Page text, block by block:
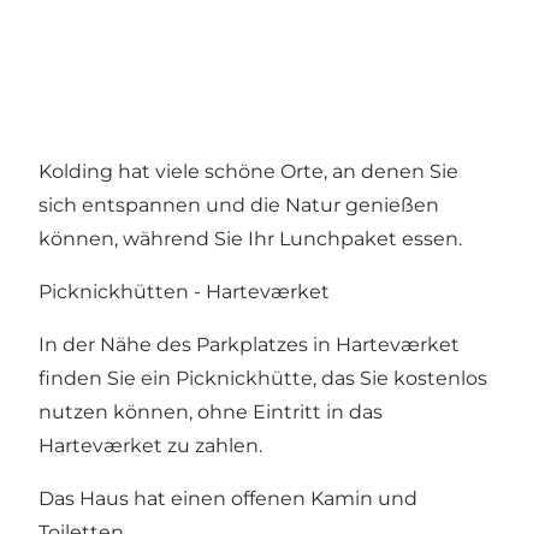
Kolding hat viele schöne Orte, an denen Sie
sich entspannen und die Natur genießen
können, während Sie Ihr Lunchpaket essen.
Picknickhütten - Harteværket
In der Nähe des Parkplatzes in Harteværket
finden Sie ein Picknickhütte, das Sie kostenlos
nutzen können, ohne Eintritt in das
Harteværket zu zahlen.
Das Haus hat einen offenen Kamin und